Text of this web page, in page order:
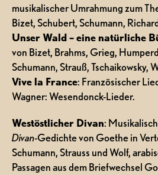
musikalischer Umrahmung zum
Bizet, Schubert, Schumann,
Unser Wald – eine natürliche
von Bizet, Brahms, Grieg,
Schumann, Strauß, Tschaikowsky,
Vive la France: Französischer
Wagner: Wesendonck-Lieder.
Westöstlicher Divan:
Divan-Gedichte von Goethe in
Schumann, Strauss und Wolf,
Passagen aus dem Briefwechsel